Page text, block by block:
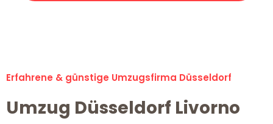
Erfahrene & günstige Umzugsfirma Düsseldorf
Umzug Düsseldorf Livorno